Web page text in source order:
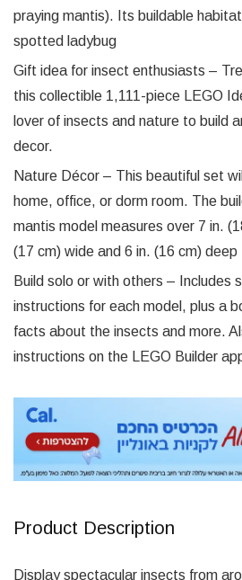
praying mantis). Its buildable
spotted ladybug
Gift idea for insect enthusiasts –
this collectible 1,111-piece LEGO
lover of insects and nature to build
decor.
Nature Décor – This beautiful set
home, office, or dorm room. The
mantis model measures over 7 in.
(17 cm) wide and 6 in. (16 cm) deep
Build solo or with others – Includes
instructions for each model, plus a
facts about the insects and more.
instructions on the LEGO Builder
Product Description
Display spectacular insects from